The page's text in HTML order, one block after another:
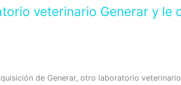
veterinario Generar y
de Generar, otro laboratorio